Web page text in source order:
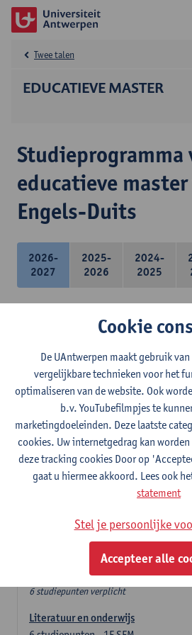
EDUCATIEVE MASTER
Twee talen
Studieprogramma
educatieve
Engels-Duits
2026-
2027
2025-
2026
2024-
2025
In de lerarencomponent heb je volgende
- Optie A : je kiest twee vakdidactieken
- Optie B: je kiest één vakdidactiek en
In de domeincomponent neem je 60
- 1 verplicht algemeen
- 24 of 30 studiepunten Engels en
studiepunten per deeldomein,
- 24 of 30 studiepunten Duits en
studiepunten per deeldomein.
Verplicht algemeen
Deze 6 verplichte studiepunten
domeincomponent van een van de
Verplicht algemeen
6 studiepunten verplicht
Literatuur en onderwijs
Cookie
De UAntwerpen maakt gebruik
vergelijkbare technieken voor het
optimaliseren van de website. Ook
b.v. YouTubefilmpjes te
marketingdoeleinden. Deze laatste
cookies. Uw internetgedrag kan
deze tracking cookies Door op
gaat u hiermee akkoord. Lees ook
statement
Stel je persoonlijke
Accepteer alle